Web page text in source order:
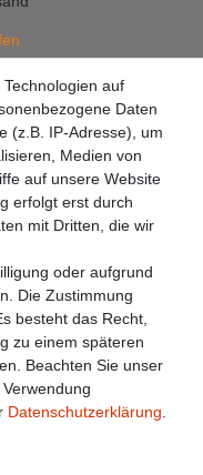
auf
Daten
(z.B. IP-Adresse), um
Medien von
auf unsere Website
erfolgt erst durch
mit Dritten, die wir
oder aufgrund
Die Zustimmung
besteht das Recht,
zu einem späteren
Beachten Sie unser
Daten­schutz­erklärung